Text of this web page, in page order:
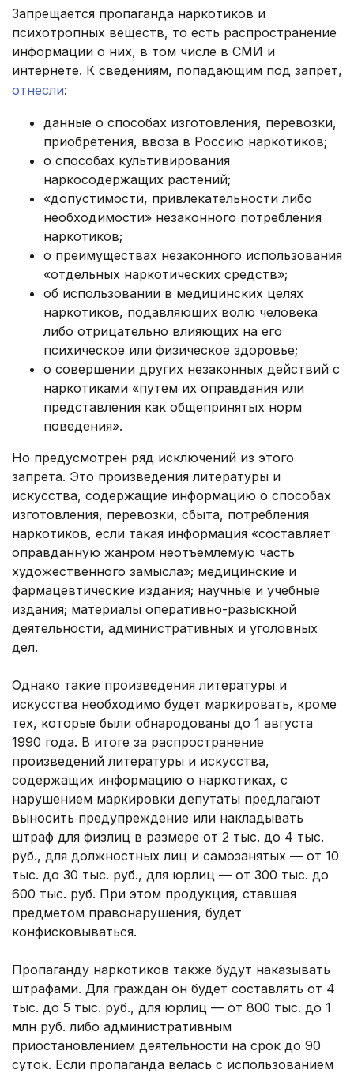
Запрещается пропаганда наркотиков и
психотропных веществ, то есть распространение
информации о них, в том числе в СМИ и
интернете. К сведениям, попадающим под запрет,
отнесли:
данные о способах изготовления, перевозки,
приобретения, ввоза в Россию наркотиков;
о способах культивирования
наркосодержащих растений;
«допустимости, привлекательности либо
необходимости» незаконного потребления
наркотиков;
о преимуществах незаконного использования
«отдельных наркотических средств»;
об использовании в медицинских целях
наркотиков, подавляющих волю человека
либо отрицательно влияющих на его
психическое или физическое здоровье;
о совершении других незаконных действий с
наркотиками «путем их оправдания или
представления как общепринятых норм
поведения».
Но предусмотрен ряд исключений из этого
запрета. Это произведения литературы и
искусства, содержащие информацию о способах
изготовления, перевозки, сбыта, потребления
наркотиков, если такая информация «составляет
оправданную жанром неотъемлемую часть
художественного замысла»; медицинские и
фармацевтические издания; научные и учебные
издания; материалы оперативно-разыскной
деятельности, административных и уголовных
дел.
Однако такие произведения литературы и
искусства необходимо будет маркировать, кроме
тех, которые были обнародованы до 1 августа
1990 года. В итоге за распространение
произведений литературы и искусства,
содержащих информацию о наркотиках, с
нарушением маркировки депутаты предлагают
выносить предупреждение или накладывать
штраф для физлиц в размере от 2 тыс. до 4 тыс.
руб., для должностных лиц и самозанятых — от 10
тыс. до 30 тыс. руб., для юрлиц — от 300 тыс. до
600 тыс. руб. При этом продукция, ставшая
предметом правонарушения, будет
конфисковываться.
Пропаганду наркотиков также будут наказывать
штрафами. Для граждан он будет составлять от 4
тыс. до 5 тыс. руб., для юрлиц — от 800 тыс. до 1
млн руб. либо административным
приостановлением деятельности на срок до 90
суток. Если пропаганда велась с использованием